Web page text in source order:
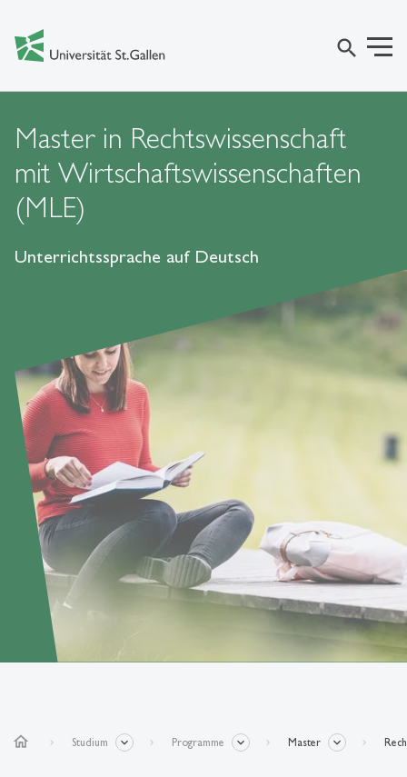
search
Master in Rechtswissenschaft
mit Wirtschaftswissenschaften
(MLE)
Unterrichtssprache auf Deutsch
home Studium Programme Master